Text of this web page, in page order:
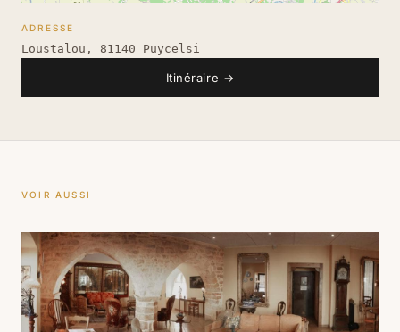
ADRESSE
Loustalou, 81140 Puycelsi
Itinéraire →
VOIR AUSSI